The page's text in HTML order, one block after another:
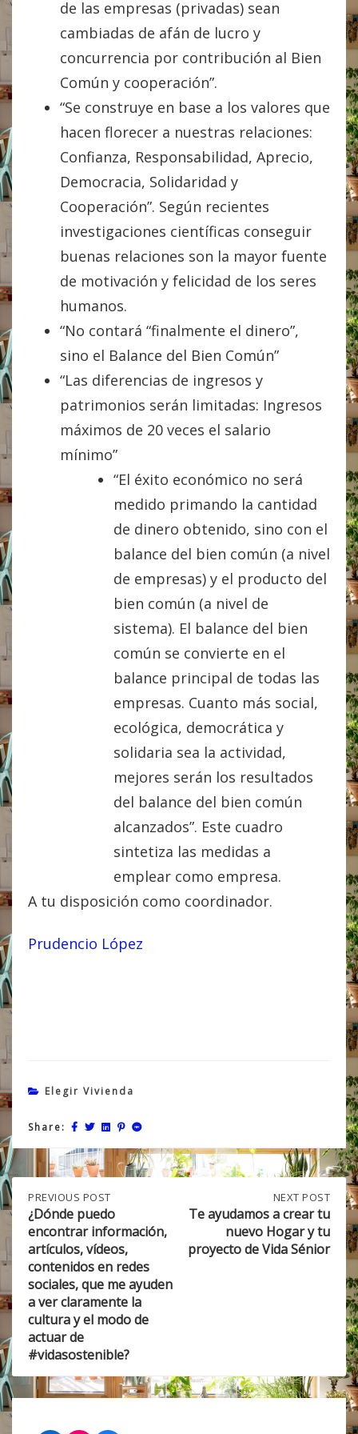
de las empresas (privadas) sean
cambiadas de afán de lucro y
concurrencia por contribución al Bien
Común y cooperación”.
“Se construye en base a los valores que
hacen florecer a nuestras relaciones:
Confianza, Responsabilidad, Aprecio,
Democracia, Solidaridad y
Cooperación”. Según recientes
investigaciones científicas conseguir
buenas relaciones son la mayor fuente
de motivación y felicidad de los seres
humanos.
“No contará “finalmente el dinero”,
sino el Balance del Bien Común”
“Las diferencias de ingresos y
patrimonios serán limitadas: Ingresos
máximos de 20 veces el salario
mínimo”
“El éxito económico no será
medido primando la cantidad
de dinero obtenido, sino con el
balance del bien común (a nivel
de empresas) y el producto del
bien común (a nivel de
sistema). El balance del bien
común se convierte en el
balance principal de todas las
empresas. Cuanto más social,
ecológica, democrática y
solidaria sea la actividad,
mejores serán los resultados
del balance del bien común
alcanzados”. Este cuadro
sintetiza las medidas a
emplear como empresa.
A tu disposición como coordinador.
Prudencio López
Elegir Vivienda
Share:
Post
navigation
PREVIOUS
POST:
¿DÓNDE
PUEDO
ENCONTRAR
INFORMACIÓN,
ARTÍCULOS,
VÍDEOS,
CONTENIDOS
EN
REDES
SOCIALES,
ME
AYUDEN
VER
PREVIOUS POST
¿Dónde puedo
encontrar información,
artículos, vídeos,
contenidos en redes
sociales, que me ayuden
a ver claramente la
cultura y el modo de
actuar de
#vidasostenible?
POST:
AYUDAMOS
A
VIDA
SÉNIOR
NEXT POST
Te ayudamos a crear tu
nuevo Hogar y tu
proyecto de Vida Sénior